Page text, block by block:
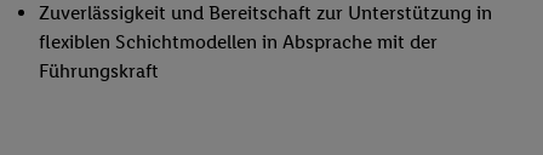
Zuverlässigkeit und Bereitschaft zur Unterstützung in
flexiblen Schichtmodellen in Absprache mit der
Führungskraft